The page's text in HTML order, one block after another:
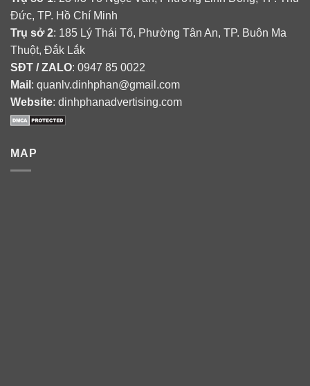
Đức, TP. Hồ Chí Minh
Trụ sở 2: 185 Lý Thái Tổ, Phường Tân An, TP. Buôn Ma
Thuột, Đắk Lắk
SĐT / ZALO: 0947 85 0022
Mail : quanlv.dinhphan@gmail.com
Website: dinhphanadvertising.com
MAP